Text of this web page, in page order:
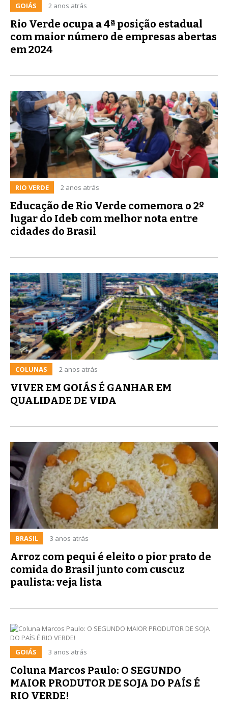
GOIÁS 2 anos atrás
Rio Verde ocupa a 4ª posição estadual
com maior número de empresas abertas
em 2024
RIO VERDE 2 anos atrás
Educação de Rio Verde comemora o 2º
lugar do Ideb com melhor nota entre
cidades do Brasil
COLUNAS 2 anos atrás
VIVER EM GOIÁS É GANHAR EM
QUALIDADE DE VIDA
BRASIL 3 anos atrás
Arroz com pequi é eleito o pior prato de
comida do Brasil junto com cuscuz
paulista: veja lista
GOIÁS 3 anos atrás
Coluna Marcos Paulo: O SEGUNDO
MAIOR PRODUTOR DE SOJA DO PAÍS É
RIO VERDE!